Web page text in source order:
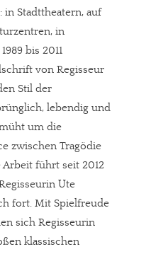
Stadttheatern, auf
in
bis 2011
von Regisseur
Stil der
lebendig und
um die
zwischen Tragödie
führt seit 2012
Ute
fort. Mit Spielfreude
sich Regisseurin
klassischen